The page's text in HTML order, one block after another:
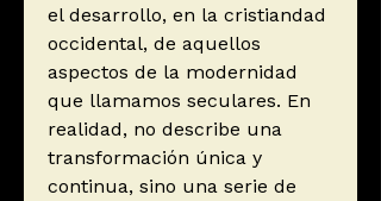
el desarrollo, en la cristiandad
occidental, de aquellos
aspectos de la modernidad
que llamamos seculares. En
realidad, no describe una
transformación única y
continua, sino una serie de